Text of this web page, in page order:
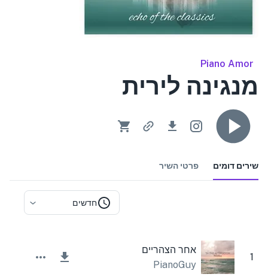
Piano Amor
מנגינה לירית
שירים דומים פרטי השיר
חדשים
1
אחר הצהריים
PianoGuy